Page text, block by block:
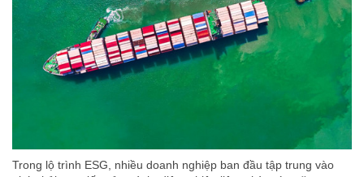
Trong lộ trình ESG, nhiều doanh nghiệp ban đầu tập trung vào